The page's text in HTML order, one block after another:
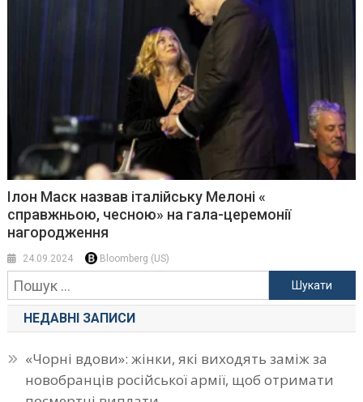
Ілон Маск назвав італійську Мелоні «
справжньою, чесною» на гала-церемонії
нагородження
24.09.2024 Bloomberg (US)
Пошук:
НЕДАВНІ ЗАПИСИ
«Чорні вдови»: жінки, які виходять заміж за
новобранців російської армії, щоб отримати